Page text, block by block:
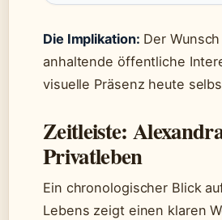
Die Implikation: Der
anhaltende öffentliche
visuelle Präsenz heute
Zeitleiste:
Privatleben
Ein chronologischer Blick
Lebens zeigt einen klaren